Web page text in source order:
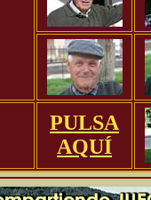
PULSA
AQUÍ